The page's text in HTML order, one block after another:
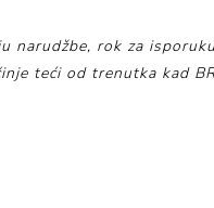
narudžbe, rok za
teći od trenutka kad